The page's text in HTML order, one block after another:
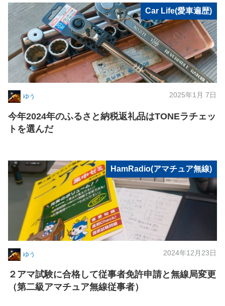
Car Life(愛車遍歴)
ゆう 2025年1月 7日
今年2024年のふるさと納税返礼品はTONEラチェッ
トを選んだ
HamRadio(アマチュア無線)
ゆう 2024年12月23日
２アマ試験に合格して従事者免許申請と無線局変更
（第二級アマチュア無線従事者）